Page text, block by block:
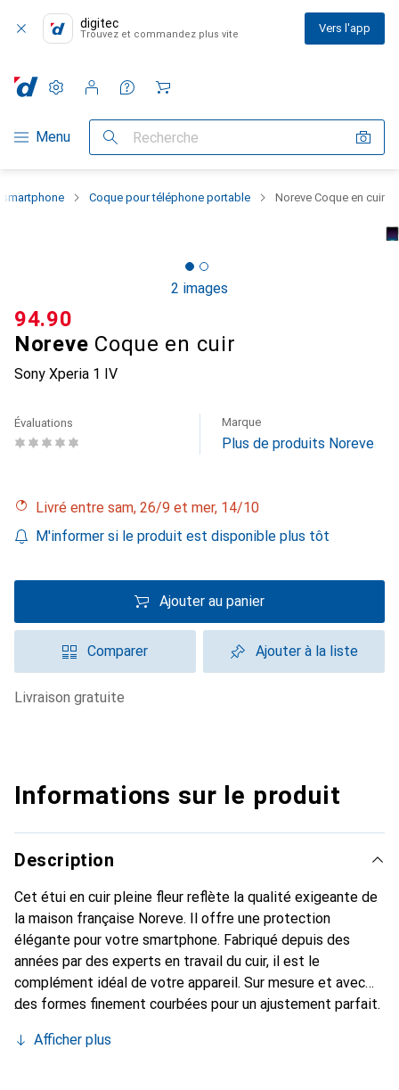
digitec
Trouvez et commandez plus vite Vers l'app
Navigation par catégorie
Menu Recherche
Paramètres
Compte client
Listes de comparaison
Listes d'envies
Panier
Coque pour téléphone portable Noreve Coque en cuir
2 images
Noreve Coque en cuir
Sony Xperia 1 IV
CHF
94.90
Évaluations Marque
Plus de produits Noreve
Livré entre sam, 26/9 et mer, 14/10
M'informer si le produit est disponible plus tôt
Ajouter au panier
Comparer Ajouter à la liste
livraison gratuite
Informations sur le produit
Description
Cet étui en cuir pleine fleur reflète la qualité exigeante de
la maison française Noreve. Il offre une protection
élégante pour votre smartphone. Fabriqué depuis des
années par des experts en travail du cuir, il est le
complément idéal de votre appareil. Sur mesure et avec
des formes finement courbées pour un ajustement parfait.
smartphone. La marque Noreve est reconnue
Afficher plus